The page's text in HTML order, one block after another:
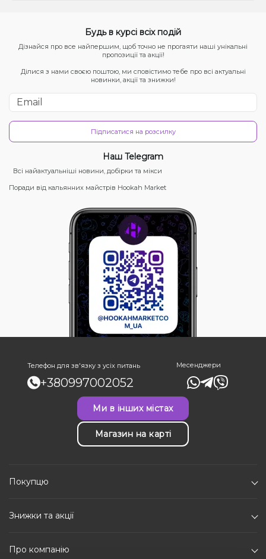
Будь в курсі всіх подій
Дізнайся про все найпершим, щоб точно не прогаяти наші унікальні
пропозиції та акції!
Ділися з нами своєю поштою, ми сповістимо тебе про всі актуальні
новинки, акції та знижки!
Підписатися на розсилку
Наш Telegram
Всі найактуальніші новини, добірки та мікси
Поради від кальянних майстрів Hookah Market
Телефон для зв'язку з усіх питань
+380997002052
Месенджери
Ми в інших містах
Магазин на карті
Покупцю
Знижки та акції
Про компанію